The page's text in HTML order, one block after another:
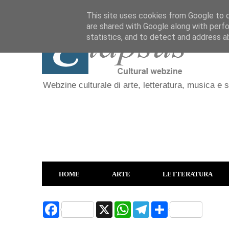
Webzine culturale di arte, letteratura, musica e
HOME ARTE LETTERATURA
F
a
X
W
T
S
h
This site uses cookies from Google to
are shared with Google along with
statistics, and to detect and address